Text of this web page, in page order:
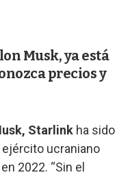
Musk, ya está
precios y
Starlink ha sido
ucraniano
2022. “Sin el